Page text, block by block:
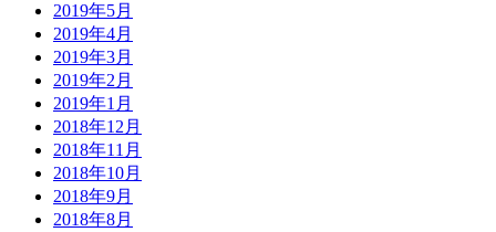
2019年5月
2019年4月
2019年3月
2019年2月
2019年1月
2018年12月
2018年11月
2018年10月
2018年9月
2018年8月